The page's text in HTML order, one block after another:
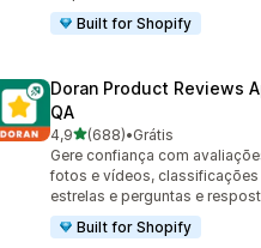
Built for Shopify
Doran Product Reviews
QA
4,9de 5 estrelas
(688)
688 avaliações ao todo
•Grátis
Gere confiança com
fotos e vídeos,
estrelas e perguntas e
Built for Shopify